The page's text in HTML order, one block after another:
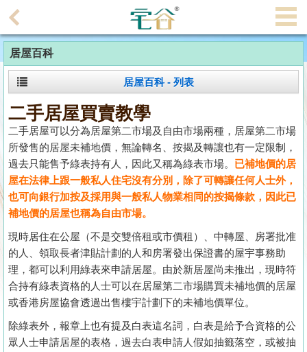
理
主
頁
搵
樓/
成
交
業
主
放
盤
宅
谷
揭
居屋百科
居屋百科 - 列表
二手居屋買賣教學
二手居屋可以分為居屋第二市場及自由市場兩種，居屋第二市場
所發售的居屋未補地價，無論轉名、按揭及轉讓也有一定限制，
過去只能售予綠表持有人，因此又稱為綠表市場。 已補地價的居
屋在法律上跟一般私人住宅沒有分別，除了可轉讓任何人士外，
也可向銀行加按及採用與一般私人物業相同的按揭條款，因此已
補地價的居屋也稱為自由市場。
現時居住在公屋（不是交雙倍租或市價租）、中轉屋、房署批准
的人、領取長者津貼計劃的人和房署發出保證書的屋宇事務助
理，都可以利用綠表來申請居屋。由於新居屋尚未推出，現時符
合持有綠表資格的人士可以在居屋第二市場購買未補地價的居屋
或香港房屋協會透過出售樓宇計劃下的未補地價單位。
除綠表外，報章上也有提及白表這名詞，白表是給予合資格的公
眾人士申請居屋的表格，過去白表申請人假如抽籤落空，或被抽